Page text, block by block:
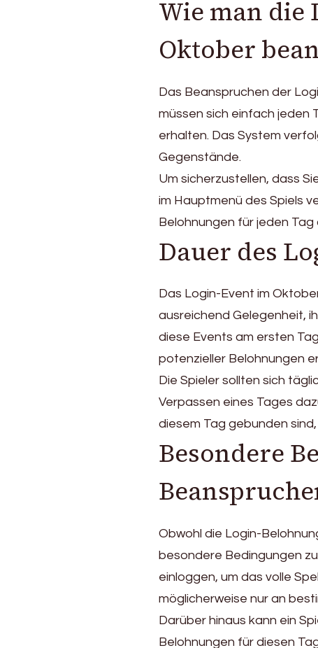
Wie man die
Oktober
Das Beanspruchen der
müssen sich einfach jeden
erhalten. Das System
Gegenstände.
Um sicherzustellen, dass
im Hauptmenü des Spiels
Belohnungen für jeden
Dauer des
Das Login-Event im
ausreichend Gelegenheit,
diese Events am ersten
potenzieller Belohnungen
Die Spieler sollten sich
Verpassen eines Tages
diesem Tag gebunden sind,
Besondere
Obwohl die Login-
besondere Bedingungen
einloggen, um das volle
möglicherweise nur an
Darüber hinaus kann ein
Belohnungen für diesen